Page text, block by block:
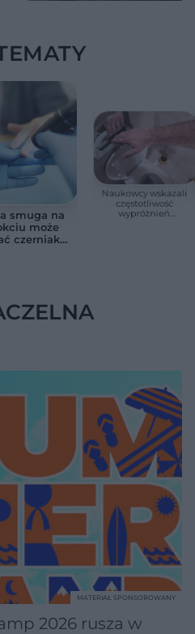
smuga na
może
czerniaka.
Naukowcy wskazali
częstotliwość
wypróżnień
2026 rusza w
MATERIAŁ SPONSOROWANY